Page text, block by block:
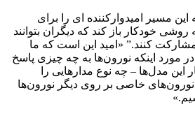
مسیر امیدوارکننده ای را برای
روشی خودکار باز کند که دیگران بتوانند
کنند.” «امید این است که ما
در مورد اینکه نورون‌ها به چه چیزی پاسخ
این مدل‌ها – چه نوع مدارهایی را
خاصی بر روی دیگر نورون‌ها